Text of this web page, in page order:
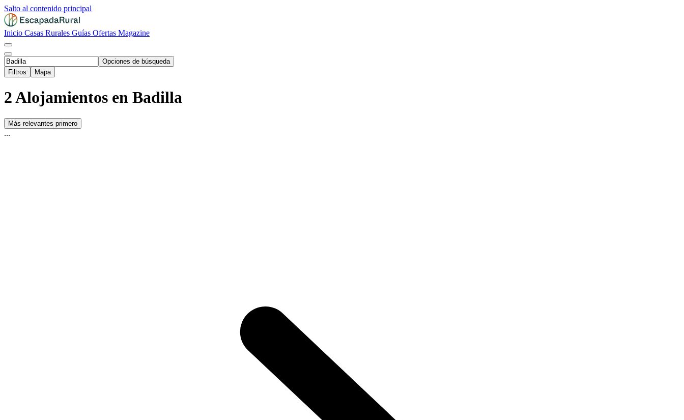
Salto al contenido principal
Inicio Casas Rurales Guías Ofertas Magazine
Opciones de búsqueda
Filtros
Mapa
2 Alojamientos en Badilla
Más relevantes primero
...